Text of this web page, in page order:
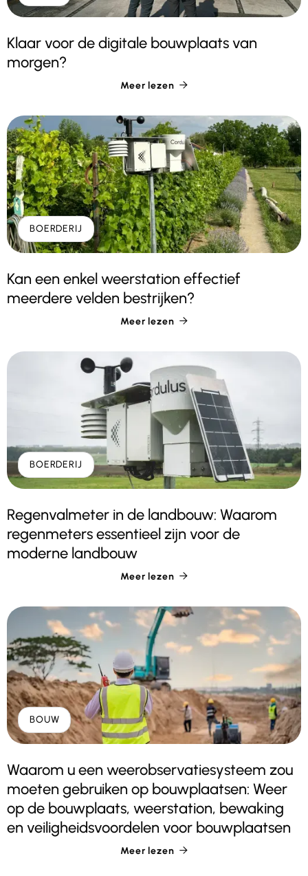
Klaar voor de digitale bouwplaats van
morgen?
Meer lezen 
BOERDERIJ
Kan een enkel weerstation effectief
meerdere velden bestrijken?
Meer lezen 
BOERDERIJ
Regenvalmeter in de landbouw: Waarom
regenmeters essentieel zijn voor de
moderne landbouw
Meer lezen 
BOUW
Waarom u een weerobservatiesysteem zou
moeten gebruiken op bouwplaatsen: Weer
op de bouwplaats, weerstation, bewaking
en veiligheidsvoordelen voor bouwplaatsen
Meer lezen 